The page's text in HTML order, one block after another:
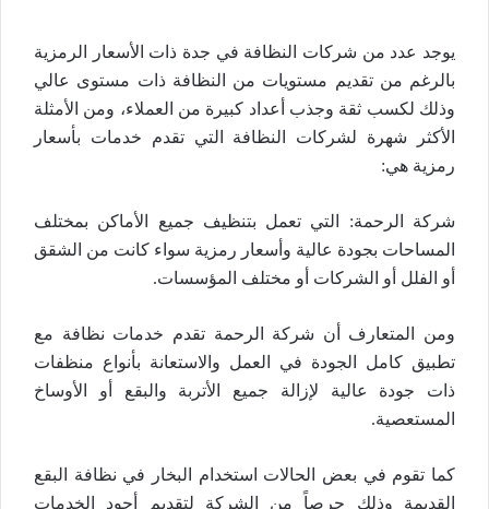
يوجد عدد من شركات النظافة في جدة ذات الأسعار الرمزية
بالرغم من تقديم مستويات من النظافة ذات مستوى عالي
وذلك لكسب ثقة وجذب أعداد كبيرة من العملاء، ومن الأمثلة
الأكثر شهرة لشركات النظافة التي تقدم خدمات بأسعار
رمزية هي:
شركة الرحمة: التي تعمل بتنظيف جميع الأماكن بمختلف
المساحات بجودة عالية وأسعار رمزية سواء كانت من الشقق
أو الفلل أو الشركات أو مختلف المؤسسات.
ومن المتعارف أن شركة الرحمة تقدم خدمات نظافة مع
تطبيق كامل الجودة في العمل والاستعانة بأنواع منظفات
ذات جودة عالية لإزالة جميع الأتربة والبقع أو الأوساخ
المستعصية.
كما تقوم في بعض الحالات استخدام البخار في نظافة البقع
القديمة وذلك حرصاً من الشركة لتقديم أجود الخدمات